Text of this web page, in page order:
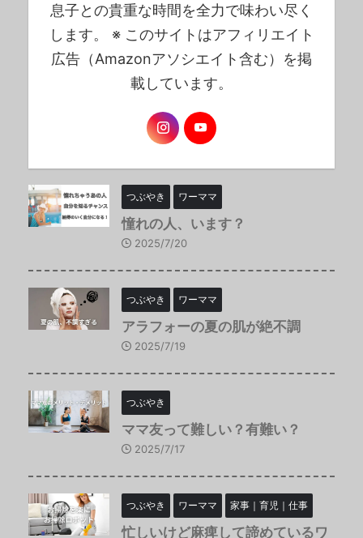
息子との貴重な時間を全力で味わい尽く
します。 ※ このサイトはアフィリエイト
広告（Amazonアソシエイト含む）を掲
載しています。
つぶやき ワーママ
憧れの人、います？
2025/7/20
つぶやき ワーママ
アラフォーの夏の肌が絶不調
2025/7/19
つぶやき
ママ友って難しい？有難い？
2025/7/17
つぶやき ワーママ 家事｜育児｜仕事
忙しいけど麻痺して諦めているワ